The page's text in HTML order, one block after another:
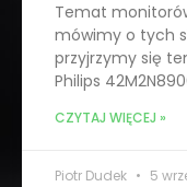
Temat
mówimy o tych
przyjrzymy się
Philips
CZYTAJ WIĘCEJ »
Piotr Dudek 5